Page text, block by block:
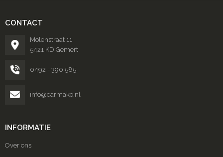
CONTACT
Molenstraat 11
5421 KD Gemert
0492 - 390 585
info@carmako.nl
INFORMATIE
Over ons